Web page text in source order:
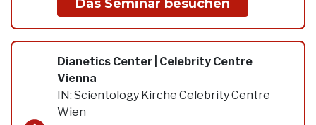
Das Seminar besuchen
Dianetics Center | Celebrity Centre
Vienna
IN: Scientology Kirche Celebrity Centre
Wien